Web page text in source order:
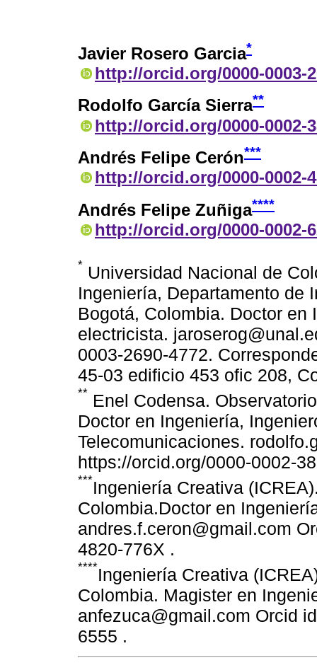
Javier Rosero Garcia*
http://orcid.org/0000-0003-
Rodolfo García Sierra**
http://orcid.org/0000-0002-
Andrés Felipe Cerón***
http://orcid.org/0000-0002-
Andrés Felipe Zuñiga****
http://orcid.org/0000-0002-
* Universidad Nacional de
Ingeniería, Departamento de
Bogotá, Colombia. Doctor
electricista.
0003-2690-4772.
45-03 edificio 453 ofic 208,
** Enel Codensa.
Doctor en Ingeniería,
Telecomunicaciones.
https://orcid.org/0000-0002-
***Ingeniería Creativa
Colombia.Doctor en
andres.f.ceron@gmail.com
4820-776X .
****Ingeniería Creativa
Colombia. Magister en
anfezuca@gmail.com Orcid
6555 .